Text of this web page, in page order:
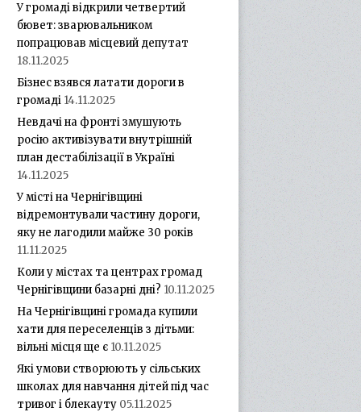
У громаді відкрили четвертий
бювет: зварювальником
попрацював місцевий депутат
18.11.2025
Бізнес взявся латати дороги в
громаді 14.11.2025
Невдачі на фронті змушують
росію активізувати внутрішній
план дестабілізації в Україні
14.11.2025
У місті на Чернігівщині
відремонтували частину дороги,
яку не лагодили майже 30 років
11.11.2025
Коли у містах та центрах громад
Чернігівщини базарні дні? 10.11.2025
На Чернігівщині громада купили
хати для переселенців з дітьми:
вільні місця ще є 10.11.2025
Які умови створюють у сільських
школах для навчання дітей під час
тривог і блекауту 05.11.2025